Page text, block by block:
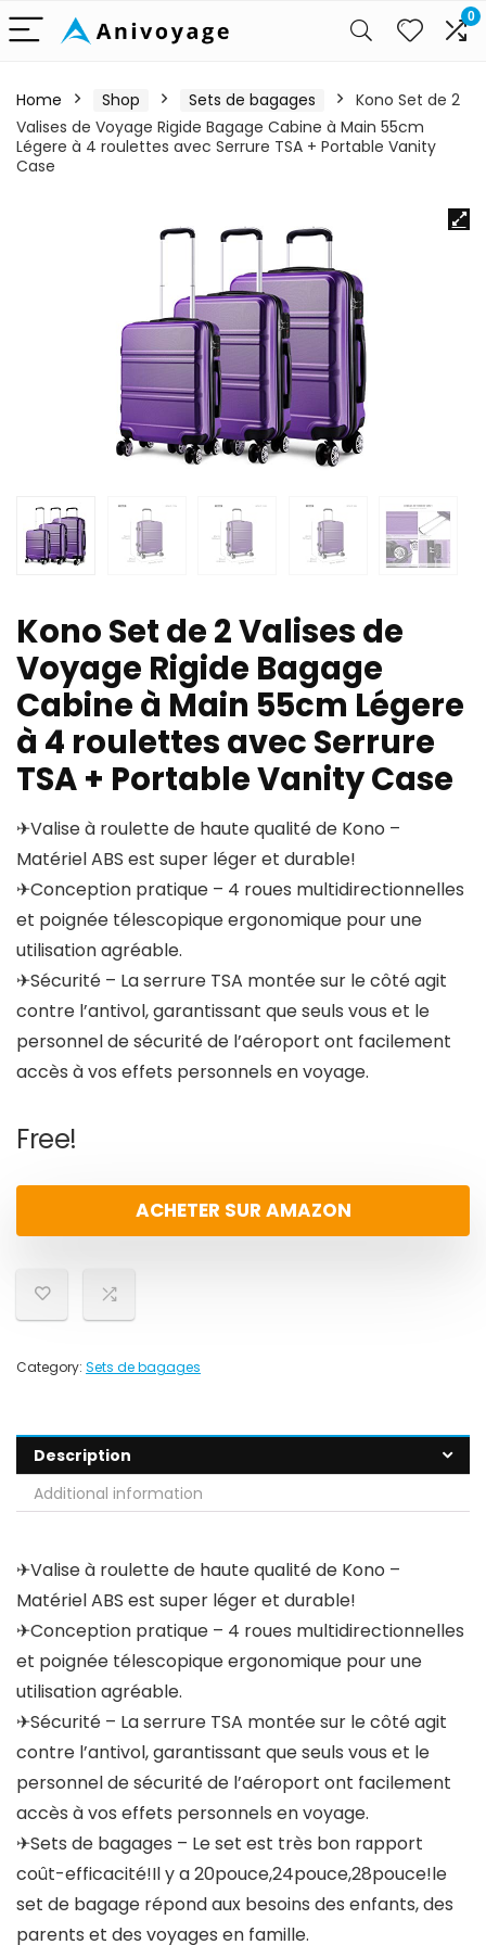
0
Home Shop Sets de bagages
Kono Set de 2
Valises de Voyage Rigide Bagage Cabine à Main 55cm
Légere à 4 roulettes avec Serrure TSA + Portable Vanity
Case
Kono Set de 2 Valises de
Voyage Rigide Bagage
Cabine à Main 55cm Légere
à 4 roulettes avec Serrure
TSA + Portable Vanity Case
✈Valise à roulette de haute qualité de Kono –
Matériel ABS est super léger et durable!
✈Conception pratique – 4 roues multidirectionnelles
et poignée télescopique ergonomique pour une
utilisation agréable.
✈Sécurité – La serrure TSA montée sur le côté agit
contre l’antivol, garantissant que seuls vous et le
personnel de sécurité de l’aéroport ont facilement
accès à vos effets personnels en voyage.
Free!
ACHETER SUR AMAZON
Category: Sets de bagages
Description
Additional information
✈Valise à roulette de haute qualité de Kono –
Matériel ABS est super léger et durable!
✈Conception pratique – 4 roues multidirectionnelles
et poignée télescopique ergonomique pour une
utilisation agréable.
✈Sécurité – La serrure TSA montée sur le côté agit
contre l’antivol, garantissant que seuls vous et le
personnel de sécurité de l’aéroport ont facilement
accès à vos effets personnels en voyage.
✈Sets de bagages – Le set est très bon rapport
coût-efficacité!Il y a 20pouce,24pouce,28pouce!le
set de bagage répond aux besoins des enfants, des
parents et des voyages en famille.